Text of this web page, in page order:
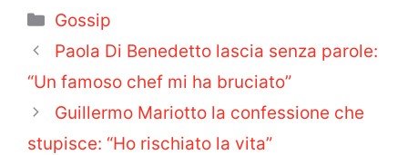
Categorie
Gossip
Paola Di Benedetto lascia senza parole:
“Un famoso chef mi ha bruciato”
Guillermo Mariotto la confessione che
stupisce: “Ho rischiato la vita”